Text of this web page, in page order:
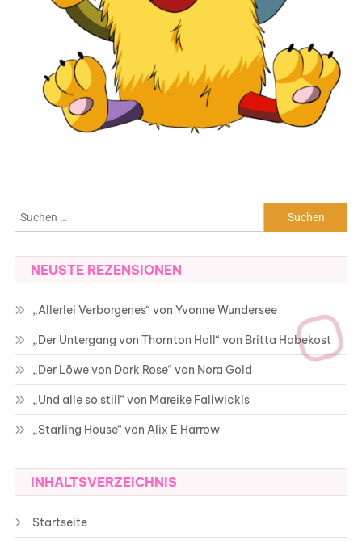
Suchen
nach:
NEUSTE REZENSIONEN
„Allerlei Verborgenes“ von Yvonne Wundersee
„Der Untergang von Thornton Hall“ von Britta Habekost
„Der Löwe von Dark Rose“ von Nora Gold
„Und alle so still“ von Mareike Fallwickls
„Starling House“ von Alix E Harrow
INHALTSVERZEICHNIS
Startseite